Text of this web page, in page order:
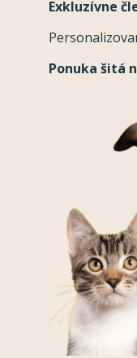
Exkluzívne
Ponuka šitá